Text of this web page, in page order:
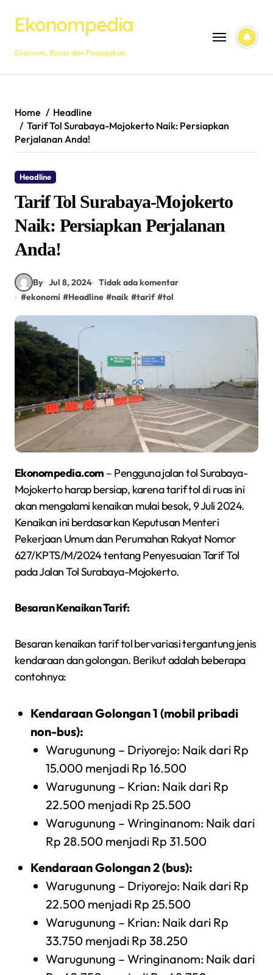
contentEkonompedia
Ekonomi, Bisnis dan Perpajakan
Home
Headline
Tarif Tol Surabaya-Mojokerto Naik: Persiapkan
Perjalanan Anda!
Headline
Tarif Tol Surabaya-Mojokerto
Naik: Persiapkan Perjalanan
Anda!
By Jul 8, 2024 Tidak ada komentar
#ekonomi #Headline #naik #tarif #tol
Ekonompedia.com – Pengguna jalan tol Surabaya-
Mojokerto harap bersiap, karena tarif tol di ruas ini
akan mengalami kenaikan mulai besok, 9 Juli 2024.
Kenaikan ini berdasarkan Keputusan Menteri
Pekerjaan Umum dan Perumahan Rakyat Nomor
627/KPTS/M/2024 tentang Penyesuaian Tarif Tol
pada Jalan Tol Surabaya-Mojokerto.
Besaran Kenaikan Tarif:
Besaran kenaikan tarif tol bervariasi tergantung jenis
kendaraan dan golongan. Berikut adalah beberapa
contohnya:
Kendaraan Golongan 1 (mobil pribadi
non-bus):
Warugunung – Driyorejo: Naik dari Rp
15.000 menjadi Rp 16.500
Warugunung – Krian: Naik dari Rp
22.500 menjadi Rp 25.500
Warugunung – Wringinanom: Naik dari
Rp 28.500 menjadi Rp 31.500
Kendaraan Golongan 2 (bus):
Warugunung – Driyorejo: Naik dari Rp
22.500 menjadi Rp 25.500
Warugunung – Krian: Naik dari Rp
33.750 menjadi Rp 38.250
Warugunung – Wringinanom: Naik dari